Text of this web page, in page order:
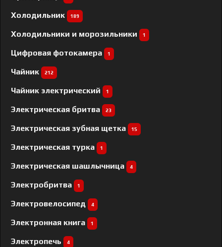
Холодильник 189
Холодильники и морозильники 1
Цифровая фотокамера 1
Чайник 212
Чайник электрический 1
Электрическая бритва 23
Электрическая зубная щетка 15
Электрическая турка 1
Электрическая шашлычница 4
Электробритва 1
Электровелосипед 4
Электронная книга 1
Электропечь 4